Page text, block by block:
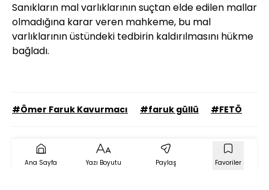
Sanıkların mal varlıklarının suçtan elde edilen mallar
olmadığına karar veren mahkeme, bu mal
varlıklarının üstündeki tedbirin kaldırılmasını hükme
bağladı.
#Ömer Faruk Kavurmacı #faruk güllü #FETÖ
Ana Sayfa Yazı Boyutu Paylaş Favoriler